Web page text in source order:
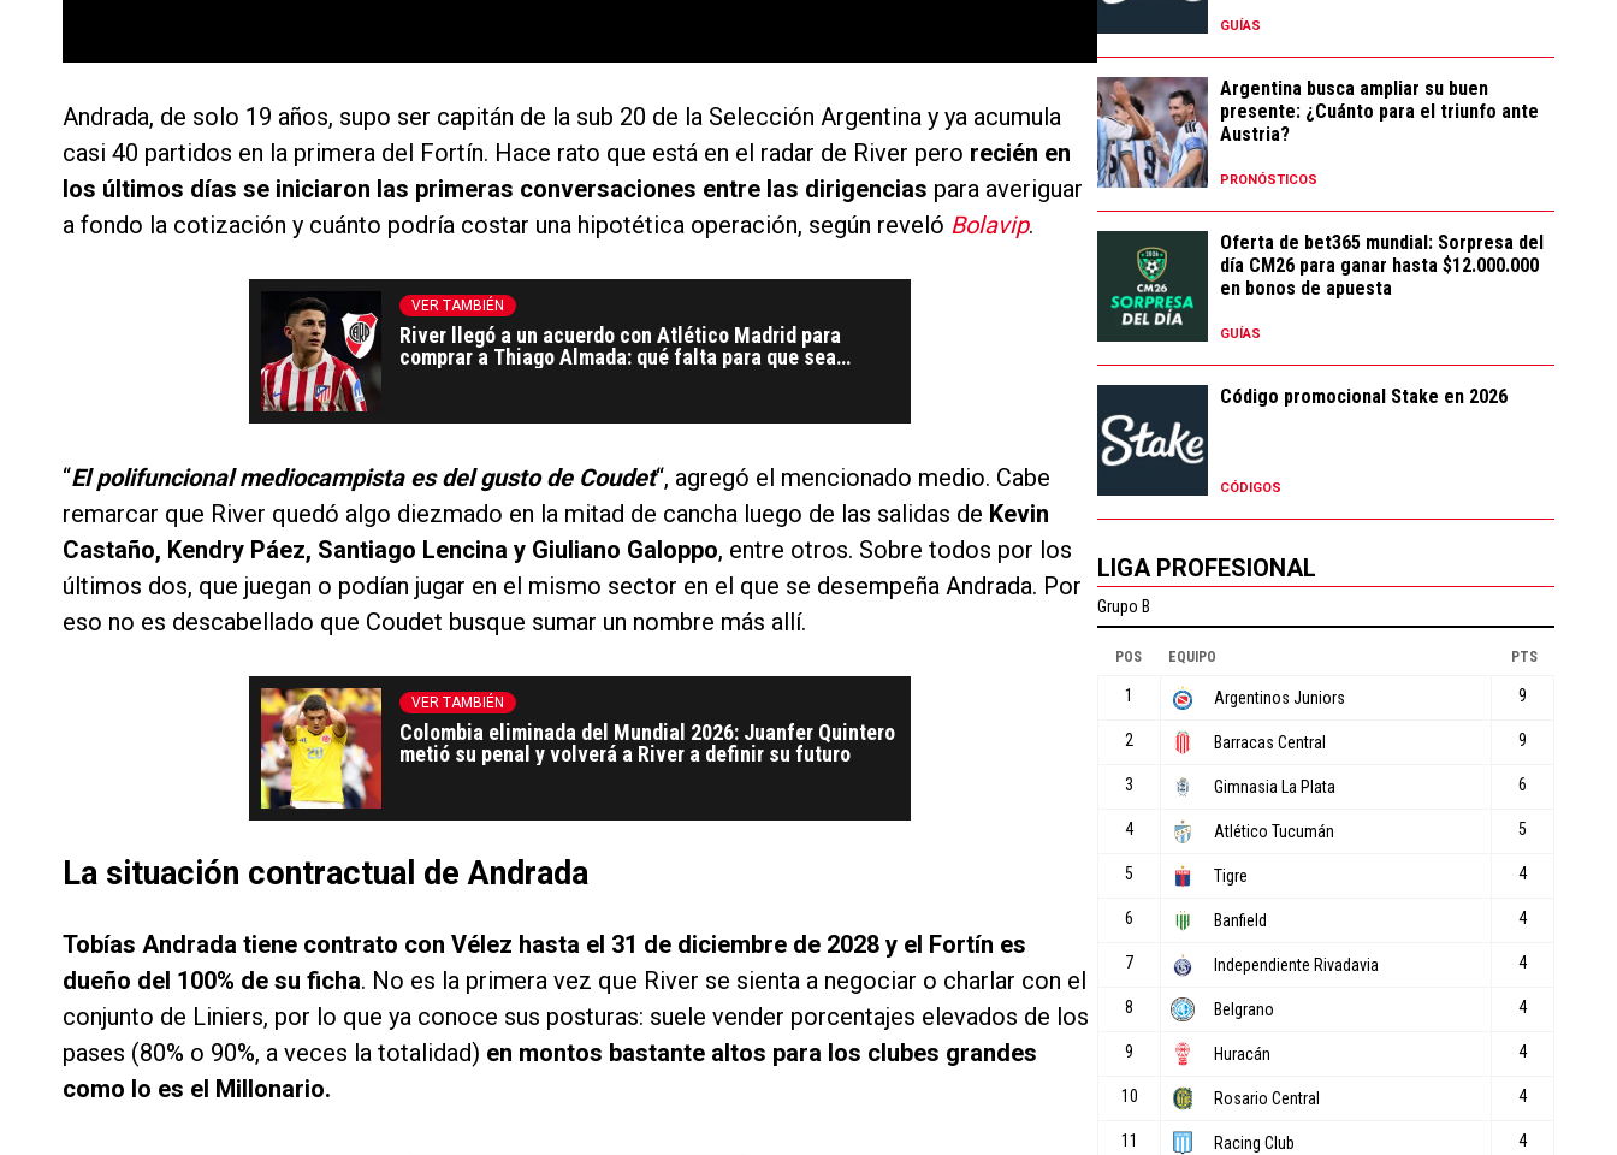
Andrada, de solo 19 años, supo ser capitán de la sub 20 de la Selección Argentina y ya acumula
casi 40 partidos en la primera del Fortín. Hace rato que está en el radar de River pero recién en
los últimos días se iniciaron las primeras conversaciones entre las dirigencias para averiguar
a fondo la cotización y cuánto podría costar una hipotética operación, según reveló Bolavip.
VER TAMBIÉN
River llegó a un acuerdo con Atlético Madrid para
comprar a Thiago Almada: qué falta para que sea
“El polifuncional mediocampista es del gusto de Coudet“, agregó el mencionado medio. Cabe
remarcar que River quedó algo diezmado en la mitad de cancha luego de las salidas de Kevin
Castaño, Kendry Páez, Santiago Lencina y Giuliano Galoppo, entre otros. Sobre todos por los
últimos dos, que juegan o podían jugar en el mismo sector en el que se desempeña Andrada. Por
eso no es descabellado que Coudet busque sumar un nombre más allí.
VER TAMBIÉN
Colombia eliminada del Mundial 2026: Juanfer Quintero
metió su penal y volverá a River a definir su futuro
La situación contractual de Andrada
Tobías Andrada tiene contrato con Vélez hasta el 31 de diciembre de 2028 y el Fortín es
dueño del 100% de su ficha. No es la primera vez que River se sienta a negociar o charlar con el
conjunto de Liniers, por lo que ya conoce sus posturas: suele vender porcentajes elevados de los
pases (80% o 90%, a veces la totalidad) en montos bastante altos para los clubes grandes
como lo es el Millonario.
GUÍAS
Argentina busca ampliar su buen
presente: ¿Cuánto para el triunfo ante
Austria?
PRONÓSTICOS
Oferta de bet365 mundial: Sorpresa del
día CM26 para ganar hasta $12.000.000
en bonos de apuesta
GUÍAS
Código promocional Stake en 2026
CÓDIGOS
LIGA PROFESIONAL